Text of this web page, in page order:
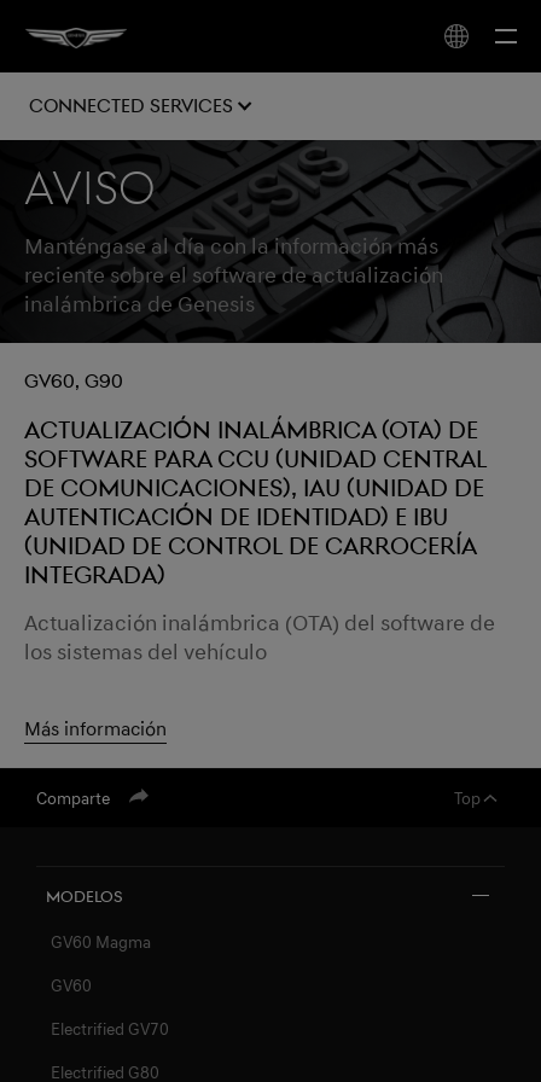
Connected Services
Aviso
Manténgase al día con la información más
reciente sobre el software de actualización
inalámbrica de Genesis
GV60, G90
Actualización inalámbrica (OTA) de
software para CCU (unidad central
de comunicaciones), IAU (unidad de
autenticación de identidad) e IBU
(unidad de control de carrocería
integrada)
Actualización inalámbrica (OTA) del software de
los sistemas del vehículo
Más información
Comparte Top
Modelos
GV60 Magma
GV60
Electrified GV70
Electrified G80